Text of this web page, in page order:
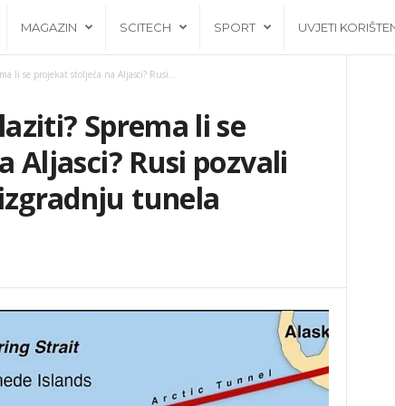
MAGAZIN SCITECH SPORT UVJETI
li se projekat stoljeća na Aljasci? Rusi...
Sprema li se
Aljasci? Rusi pozvali
tunela